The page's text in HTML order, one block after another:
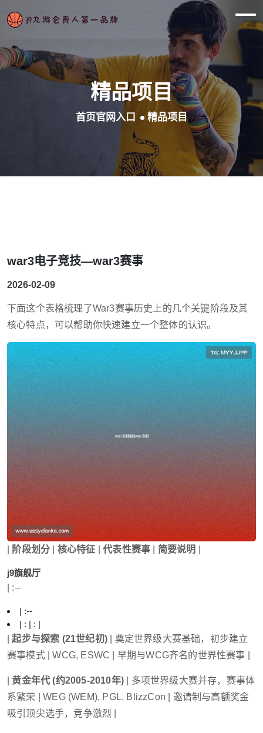
精品项目
首页官网入口 精品项目
war3电子竞技—war3赛事
2026-02-09
下面这个表格梳理了War3赛事历史上的几个关键阶段及其
核心特点，可以帮助你快速建立一个整体的认识。
阶段划分 核心特征 |代表性赛事 简要说明
j9旗舰厅
| :--
| :--
| : | : |
|起步与探索 (21世纪初) | 奠定世界级大赛基础，初步建立
赛事模式 | WCG, ESWC | 早期与WCG齐名的世界性赛事 |
黄金年代 (约2005-2010年) | 多项世界级大赛并存，赛事体
系繁荣 | WEG (WEM), PGL, BlizzCon | 邀请制与高额奖金
吸引顶尖选手，竞争激烈 |